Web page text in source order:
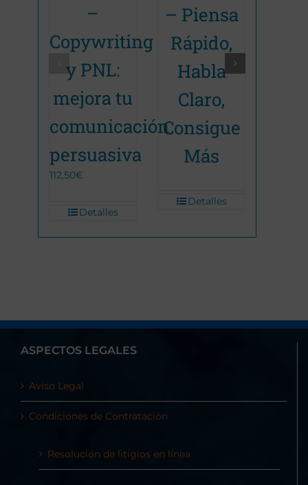
–
Copywriting
y PNL:
mejora tu
comunicación
persuasiva
112,50€
Detalles
– Piensa
Rápido,
Habla
Claro,
Consigue
Más
Detalles
ASPECTOS LEGALES
Aviso Legal
Condiciones de Contratación
Resolución de litigios en línea